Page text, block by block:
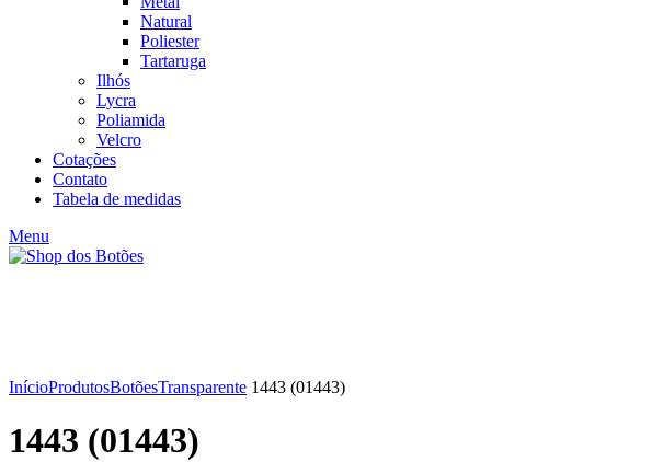
Natural
Poliester
Tartaruga
Ilhós
Lycra
Poliamida
Velcro
Cotações
Contato
Tabela de medidas
Menu
InícioProdutosBotõesTransparente 1443 (01443)
1443 (01443)